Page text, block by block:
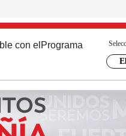
con el Programa